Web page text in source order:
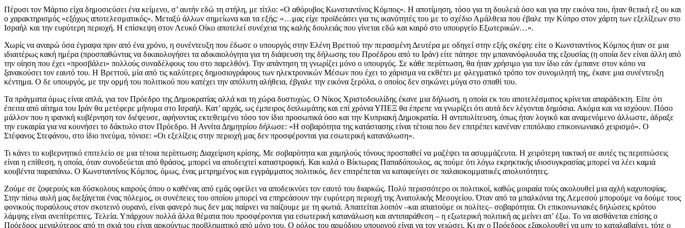
Πέρυσι τον Μάρτιο είχα δημοσιεύσει ένα κείμενο, σ’ αυτήν εδώ τη στήλη, με τίτλο: «Ο αθόρυβος Κωνσταντίνος Κόμπος». Η αποτίμηση, τόσο για τη δουλειά όσο και για την εικόνα του, ήταν θετική εξ ου και
ο χαρακτηρισμός «εξόχως αποτελεσματικός». Μεταξύ άλλων σημείωνα και τα εξής: «…μας είχε προϊδεάσει για τις ικανότητές του με το σχέδιο Αμάλθεια που έβαλε την Κύπρο στον χάρτη των εξελίξεων στο
Ισραήλ και την ευρύτερη περιοχή. Η επίσκεψη στον Λευκό Οίκο αποτελεί συνέχεια της καλής δουλειάς που γίνεται εδώ και καιρό στο υπουργείο Εξωτερικών…».
Χωρίς να αναιρώ όσα έγραψα πριν από ένα χρόνο, η συνέντευξη που έδωσε ο υπουργός στην Ελένη Βρεττού την περασμένη Δευτέρα με οδηγεί στην εξής σκέψη: είτε ο Κωνσταντίνος Κόμπος ήταν σε μια
ιδιαιτέρως κακή ημέρα (προσπαθώντας να δικαιολογήσει τα αδικαιολόγητα για τη διάψευση της δήλωσης του Προέδρου από το Ιράν) είτε πάτησε την μπανανόφλουδα της εξουσίας (η οποία δεν είναι άλλη από
την οίηση που έχει «προσβάλει» πολλούς συναδέλφους του στο παρελθόν). Την απάντηση τη γνωρίζει μόνο ο υπουργός. Σε κάθε περίπτωση, θα ήταν χρήσιμο για τον ίδιο εάν έμπαινε στον κόπο να
ξανακούσει τον εαυτό του. Η Βρεττού, μία από τις καλύτερες δημοσιογράφους των ηλεκτρονικών Μέσων που έχει το χάρισμα να εκθέτει με φλεγματικό τρόπο τον συνομιλητή της, έκανε μια συνέντευξη
κέντημα. Ο δε υπουργός, με την ορμή του πολιτικού που κατέχει την απόλυτη αλήθεια, έβγαλε την εικόνα ξερόλα, ο οποίος δεν σηκώνει μύγα στο σπαθί του.
Τα πράγματα όμως είναι απλά, για τον Πρόεδρο της Δημοκρατίας αλλά και τη χώρα δυστυχώς. Ο Νίκος Χριστοδουλίδης έκανε μια δήλωση, η οποία εκ του αποτελέσματος κρίνεται απαράδεκτη. Είπε ότι
έπειτα από αίτημα του Ιράν θα μετέφερε μήνυμα στο Ισραήλ. Κατ’ αρχάς, ως έμπειρος διπλωμάτης και επί χρόνια ΥΠΕΞ θα έπρεπε να γνωρίζει ότι αυτά δεν λέγονται δημόσια. Ακόμα και να ισχύουν. Πόσο
μάλλον που η ιρανική κυβέρνηση τον διέψευσε, αφήνοντας εκτεθειμένο τόσο τον ίδιο προσωπικά όσο και την Κυπριακή Δημοκρατία. Η αντιπολίτευση, όπως ήταν λογικό και αναμενόμενο άλλωστε, άδραξε
την ευκαιρία για να κουνήσει το δάκτυλο στον Πρόεδρο. Η Αννίτα Δημητρίου δήλωσε: «Η σοβαρότητα της κατάστασης είναι τέτοια που δεν επιτρέπει κανέναν επιπόλαιο επικοινωνιακό χειρισμό». Ο
Στέφανος Στεφάνου, στο ίδιο πνεύμα, τόνισε: «Οι εξελίξεις στην περιοχή μας δεν προσφέρονται για εσωτερική κατανάλωση».
Τι κάνει το κυβερνητικό επιτελείο σε μια τέτοια περίπτωση; Διαχείριση κρίσης. Με σοβαρότητα και χαμηλούς τόνους προσπαθεί να μαζέψει τα ασυμμάζευτα. Η χειρότερη τακτική σε αυτές τις περιπτώσεις
είναι η επίθεση, η οποία, όταν συνοδεύεται από θράσος, μπορεί να αποδειχτεί καταστροφική. Και καλά ο Βίκτωρας Παπαδόπουλος, ας πούμε ότι λόγω εκρηκτικής ιδιοσυγκρασίας μπορεί να λέει καμιά
κουβέντα παραπάνω. Ο Κωνσταντίνος Κόμπος, όμως, ένας μετρημένος και εγγράμματος πολιτικός, δεν επιτρέπεται να καταφεύγει σε παλαιοκομματικές απολυτότητες.
Ζούμε σε ζοφερούς και δύσκολους καιρούς όπου ο καθένας από εμάς οφείλει να αποδεικνύει τον εαυτό του διαρκώς. Πολύ περισσότερο οι πολιτικοί, καθώς μοιραία τούς ακολουθεί μια αχλή καχυποψίας.
Στην πίσω αυλή μας διεξάγεται ένας πόλεμος, οι συνέπειες του οποίου μπορεί να επηρεάσουν την ευρύτερη περιοχή της Ανατολικής Μεσογείου. Όταν από τα μπαλκόνια της Λεμεσού μπορούμε να δούμε τους
φονικούς πυραύλους στον σκοτεινό ουρανό, είναι φανερό πως δεν μας παίρνει να παίζουμε με τη φωτιά. Απαιτείται λοιπόν –και απαιτούμε οι πολίτες– σοβαρότητα. Οι επικοινωνιακές δηλώσεις κρότου
λάμψης είναι ανεπίτρεπτες. Τελεία. Υπάρχουν πολλά άλλα θέματα που προσφέρονται για εσωτερική κατανάλωση και αντιπαράθεση – η εξωτερική πολιτική ας μείνει απ’ έξω. Το να αισθάνεται επίσης ο
Πρόεδρος μεγαλύτερος από τη σκιά του είναι αρκούντως προβληματικό από μόνο του. Ο ρόλος του αρμόδιου υπουργού είναι να τον γειώσει. Κι αν ο Πρόεδρος εξακολουθεί να μην το καταλαβαίνει, τότε ο